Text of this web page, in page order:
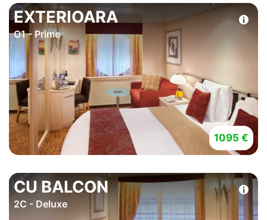
EXTERIOARA
O1 - Prime
1095 €
CU BALCON
2C - Deluxe